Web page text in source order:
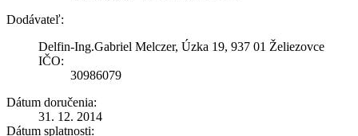
Dodávateľ:
Delfin-Ing.Gabriel Melczer, Úzka 19, 937 01 Želiezovce
IČO:
30986079
Dátum doručenia:
31. 12. 2014
Dátum splatnosti: